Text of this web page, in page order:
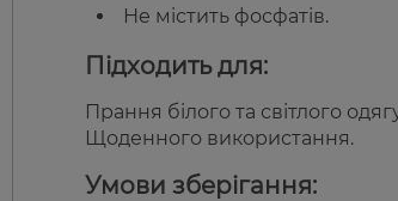
Не містить фосфатів.
Підходить для:
Прання білого та світлого
Щоденного використання.
Умови зберігання: